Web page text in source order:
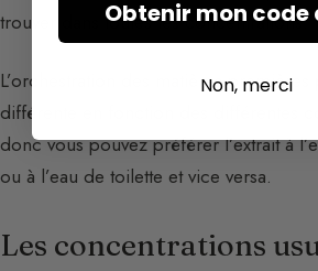
trouver dans toutes les concentrations.
L’orchestration des matières premières
différente en fonction des différentes
donc vous pouvez préférer l’extrait à
ou à l’eau de toilette et vice versa.
Les concentrations
Obtenir mon code
Non, merci